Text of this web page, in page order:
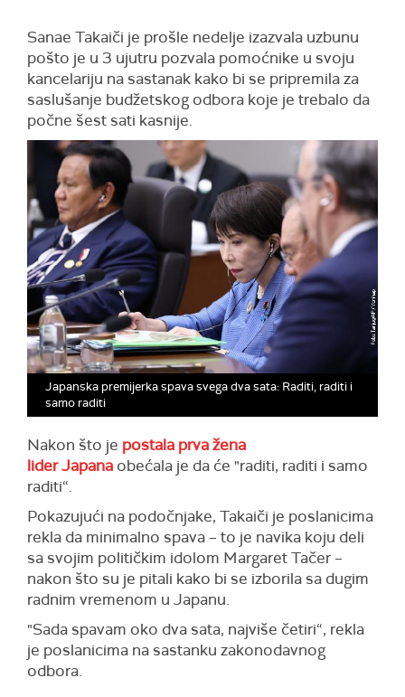
Sanae Takaiči je prošle nedelje izazvala uzbunu
pošto je u 3 ujutru pozvala pomoćnike u svoju
kancelariju na sastanak kako bi se pripremila za
saslušanje budžetskog odbora koje je trebalo da
počne šest sati kasnije.
Japanska premijerka spava svega dva sata: Raditi, raditi i
samo raditi
Nakon što je postala prva žena
lider Japana obećala je da će "raditi, raditi i samo
raditi“.
Pokazujući na podočnjake, Takaiči je poslanicima
rekla da minimalno spava – to je navika koju deli
sa svojim političkim idolom Margaret Tačer –
nakon što su je pitali kako bi se izborila sa dugim
radnim vremenom u Japanu.
"Sada spavam oko dva sata, najviše četiri“, rekla
je poslanicima na sastanku zakonodavnog
odbora.